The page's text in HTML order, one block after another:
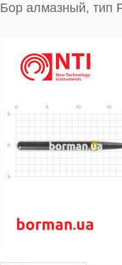
Бор алмазный, тип